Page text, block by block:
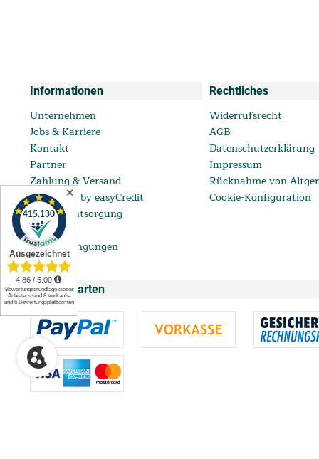
Informationen
Unternehmen
Jobs & Karriere
Kontakt
Partner
Zahlung & Versand
ratenkauf by easyCredit
Batterieentsorgung
FAQ
Lieferbedingungen
Rechtliches
Widerrufsrecht
AGB
Datenschutzerklärung
Impressum
Rücknahme von
Cookie-Konfiguration
Zahlungsarten
✕